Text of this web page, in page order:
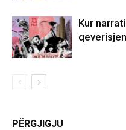
Kur
qeverisjen
PËRGJIGJU